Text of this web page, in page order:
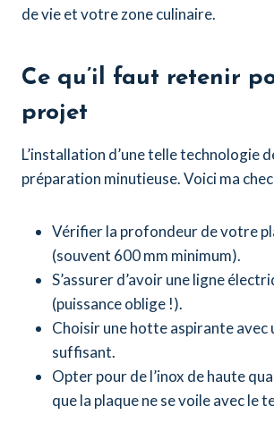
de vie et votre zone culinaire.
Ce qu’il faut retenir
projet
L’installation d’une telle technologie
préparation minutieuse. Voici ma
Vérifier la profondeur de votre
(souvent 600 mm minimum).
S’assurer d’avoir une ligne
(puissance oblige !).
Choisir une hotte aspirante avec
suffisant.
Opter pour de l’inox de haute
que la plaque ne se voile avec le